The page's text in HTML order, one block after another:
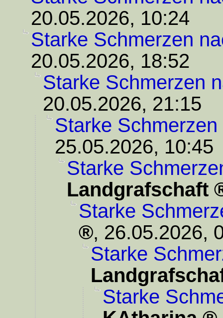
20.05.2026, 10:24
Starke Schmerzen
20.05.2026, 18:52
Starke Schmerzen
20.05.2026, 21:15
Starke
25.05.2026, 10:45
Starke
Landgrafschaft
Starke
, 26.05.2026,
Starke
Starke